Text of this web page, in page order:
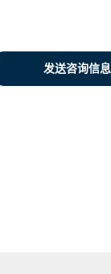
发送咨询信息